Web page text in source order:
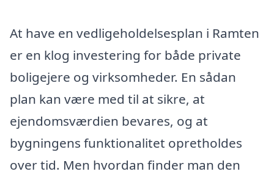
At have en vedligeholdelsesplan i Ramten
er en klog investering for både private
boligejere og virksomheder. En sådan
plan kan være med til at sikre, at
ejendomsværdien bevares, og at
bygningens funktionalitet opretholdes
over tid. Men hvordan finder man den